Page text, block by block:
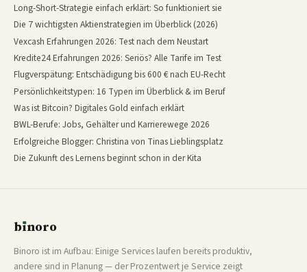
Long-Short-Strategie einfach erklärt: So funktioniert sie
Die 7 wichtigsten Aktienstrategien im Überblick (2026)
Vexcash Erfahrungen 2026: Test nach dem Neustart
Kredite24 Erfahrungen 2026: Seriös? Alle Tarife im Test
Flugverspätung: Entschädigung bis 600 € nach EU-Recht
Persönlichkeitstypen: 16 Typen im Überblick & im Beruf
Was ist Bitcoin? Digitales Gold einfach erklärt
BWL-Berufe: Jobs, Gehälter und Karrierewege 2026
Erfolgreiche Blogger: Christina von Tinas Lieblingsplatz
Die Zukunft des Lernens beginnt schon in der Kita
bınoro
Binoro ist im Aufbau: Einige Services laufen bereits produktiv,
andere sind in Planung — der Prozentwert je Service zeigt